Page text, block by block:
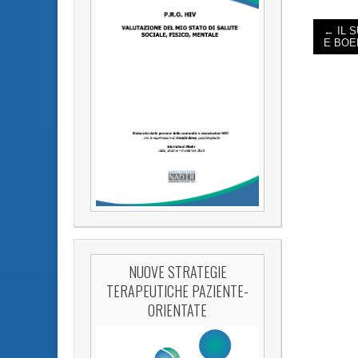
NUOVE STRATEGIE
TERAPEUTICHE PAZIENTE-
ORIENTATE
← IL
E